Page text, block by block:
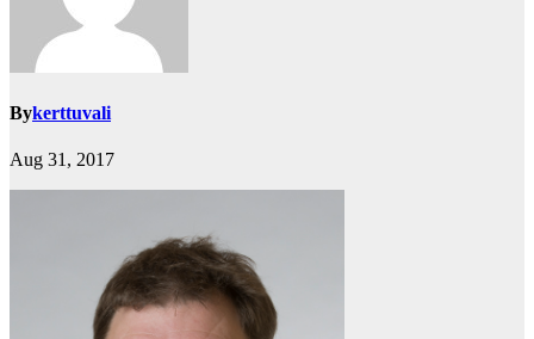
Bykerttuvali
Aug 31, 2017